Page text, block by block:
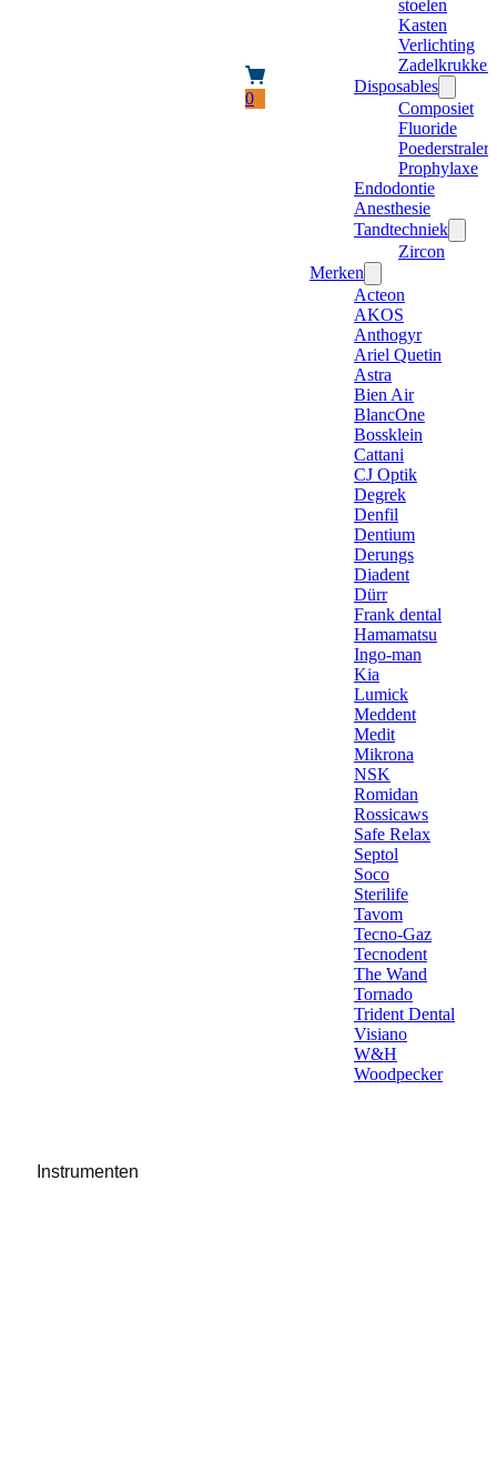
0
stoelen
Kasten
Verlichting
Zadelkrukken
Disposables
Composiet
Fluoride
Poederstraler
Prophylaxe
Endodontie
Anesthesie
Tandtechniek
Zircon
Merken
Acteon
AKOS
Anthogyr
Ariel Quetin
Astra
Bien Air
BlancOne
Bossklein
Cattani
CJ Optik
Degrek
Denfil
Dentium
Derungs
Diadent
Dürr
Frank dental
Hamamatsu
Ingo-man
Kia
Lumick
Meddent
Medit
Mikrona
NSK
Romidan
Rossicaws
Safe Relax
Septol
Soco
Sterilife
Tavom
Tecno-Gaz
Tecnodent
The Wand
Tornado
Trident Dental
Visiano
W&H
Woodpecker
Instrumenten